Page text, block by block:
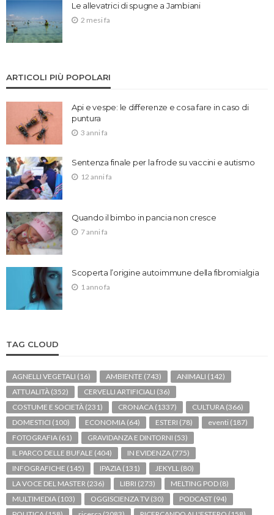
Le allevatrici di spugne a Jambiani
2 mesi fa
ARTICOLI PIÙ POPOLARI
Api e vespe: le differenze e cosa fare in caso di
puntura
3 anni fa
Sentenza finale per la frode su vaccini e autismo
12 anni fa
Quando il bimbo in pancia non cresce
7 anni fa
Scoperta l’origine autoimmune della fibromialgia
1 anno fa
TAG CLOUD
AGNELLI VEGETALI (16) AMBIENTE (743) ANIMALI (142)
ATTUALITÀ (352) CERVELLI ARTIFICIALI (36)
COSTUME E SOCIETÀ (231) CRONACA (1337) CULTURA (366)
DOMESTICI (100) ECONOMIA (64) ESTERI (78) eventi (187)
FOTOGRAFIA (61) GRAVIDANZA E DINTORNI (53)
IL PARCO DELLE BUFALE (404) IN EVIDENZA (775)
INFOGRAFICHE (145) IPAZIA (131) JEKYLL (80)
LA VOCE DEL MASTER (236) LIBRI (273) MELTING POD (8)
MULTIMEDIA (103) OGGISCIENZA TV (30) PODCAST (94)